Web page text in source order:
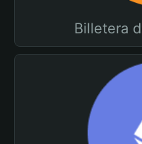
Billetera